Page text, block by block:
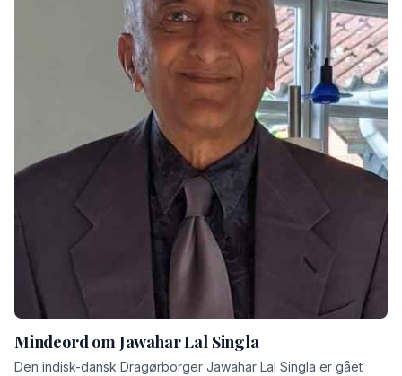
Mindeord om Jawahar Lal Singla
Den indisk-dansk Dragørborger Jawahar Lal Singla er gået